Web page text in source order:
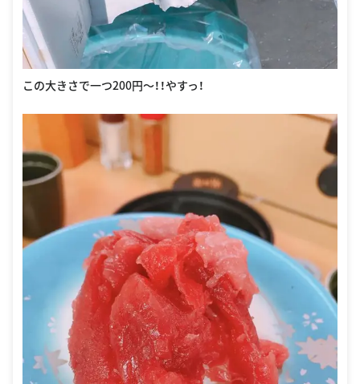
この大きさで一つ200円〜！！やすっ！